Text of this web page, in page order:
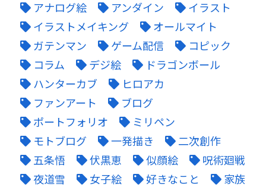
アナログ絵
アンダイン
イラスト
イラストメイキング
オールマイト
ガテンマン
ゲーム配信
コピック
コラム
デジ絵
ドラゴンボール
ハンターカブ
ヒロアカ
ファンアート
ブログ
ポートフォリオ
ミリペン
モトブログ
一発描き
二次創作
五条悟
伏黒恵 似顔絵
呪術廻戦
夜道雪
女子絵 好きなこと
家族